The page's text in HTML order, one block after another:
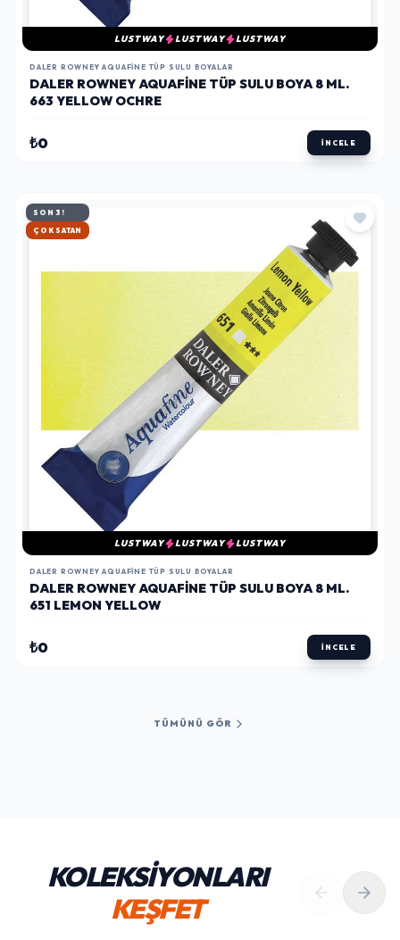
LUSTWAY LUSTWAY LUSTWAY
DALER ROWNEY AQUAFINE TÜP SULU BOYALAR
DALER ROWNEY AQUAFINE TÜP SULU BOYA 8 ML.
663 YELLOW OCHRE
₺0 İNCELE
SON 3!
HIZLI KARGO
LUSTWAY LUSTWAY LUSTWAY
DALER ROWNEY AQUAFINE TÜP SULU BOYALAR
DALER ROWNEY AQUAFINE TÜP SULU BOYA 8 ML.
651 LEMON YELLOW
₺0 İNCELE
TÜMÜNÜ GÖR
KOLEKSİYONLARI
KEŞFET